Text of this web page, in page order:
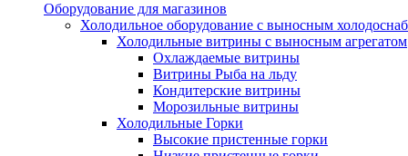
Оборудование для магазинов
Холодильное оборудование с выносным
Холодильные витрины с выносным агрегатом
Охлаждаемые витрины
Витрины Рыба на льду
Кондитерские витрины
Морозильные витрины
Холодильные Горки
Высокие пристенные горки